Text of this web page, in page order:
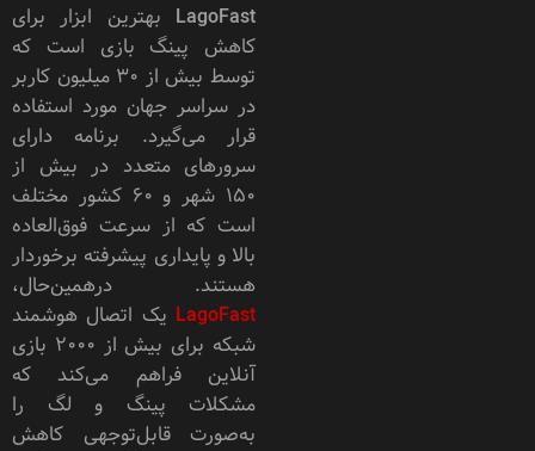
LagoFast بهترین ابزار برای
کاهش پینگ بازی است که
توسط بیش از ۳۰ میلیون کاربر
در سراسر جهان مورد استفاده
قرار می‌گیرد. برنامه دارای
سرورهای متعدد در بیش از
۱۵۰ شهر و ۶۰ کشور مختلف
است که از سرعت فوق‌العاده
بالا و پایداری پیشرفته برخوردار
هستند. درهمین‌حال،
LagoFast یک اتصال هوشمند
شبکه برای بیش از ۲۰۰۰ بازی
آنلاین فراهم می‌کند که
مشکلات پینگ و لگ را
به‌صورت قابل‌توجهی کاهش